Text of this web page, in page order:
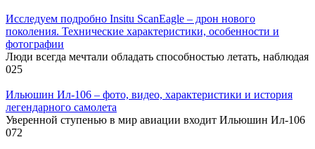
Исследуем подробно Insitu ScanEagle – дрон нового
поколения. Технические характеристики, особенности и
фотографии
Люди всегда мечтали обладать способностью летать, наблюдая
025
Ильюшин Ил-106 – фото, видео, характеристики и история
легендарного самолета
Уверенной ступенью в мир авиации входит Ильюшин Ил-106
072